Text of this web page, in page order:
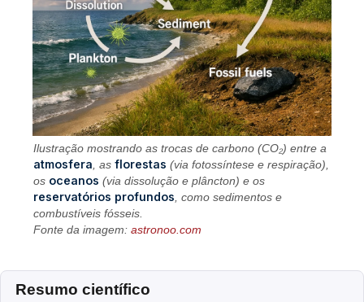
Ilustração mostrando as trocas de carbono (CO₂) entre a
atmosfera, asflorestas (via fotossíntese e respiração),
os oceanos (via dissolução e plâncton) e os
reservatórios profundos, como sedimentos e
combustíveis fósseis.
Fonte da imagem:astronoo.com
Resumo científico